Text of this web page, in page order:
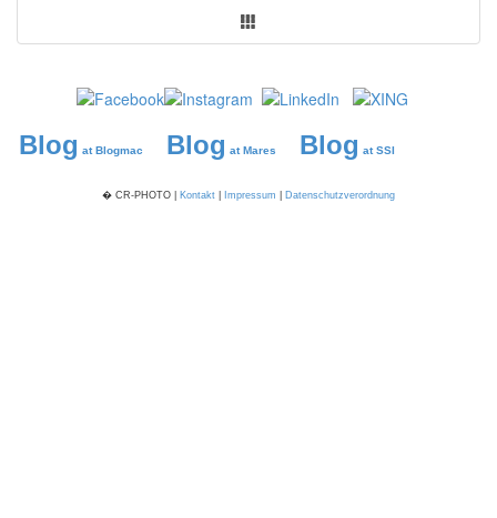
Blog at Blogmac Blog at Mares Blog at SSI
� CR-PHOTO | Kontakt Impressum Datenschutzverordnung